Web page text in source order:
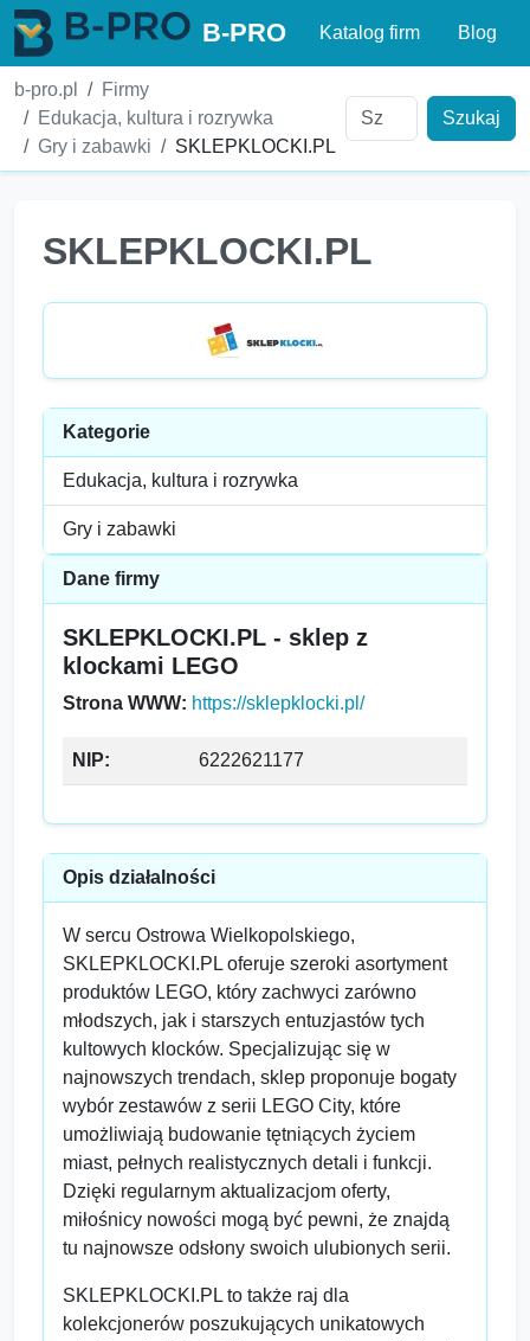
B-PRO Katalog firm Blog
b-pro.pl
Firmy
Edukacja, kultura i rozrywka
Gry i zabawki
SKLEPKLOCKI.PL
Szukaj
SKLEPKLOCKI.PL
Kategorie
Edukacja, kultura i rozrywka
Gry i zabawki
Dane firmy
SKLEPKLOCKI.PL - sklep z
klockami LEGO
Strona WWW: https://sklepklocki.pl/
NIP: 6222621177
Opis działalności
W sercu Ostrowa Wielkopolskiego,
SKLEPKLOCKI.PL oferuje szeroki asortyment
produktów LEGO, który zachwyci zarówno
młodszych, jak i starszych entuzjastów tych
kultowych klocków. Specjalizując się w
najnowszych trendach, sklep proponuje bogaty
wybór zestawów z serii LEGO City, które
umożliwiają budowanie tętniących życiem
miast, pełnych realistycznych detali i funkcji.
Dzięki regularnym aktualizacjom oferty,
miłośnicy nowości mogą być pewni, że znajdą
tu najnowsze odsłony swoich ulubionych serii.
SKLEPKLOCKI.PL to także raj dla
kolekcjonerów poszukujących unikatowych